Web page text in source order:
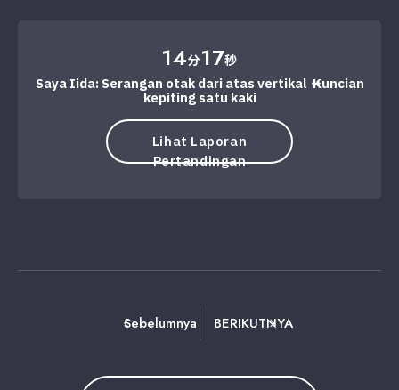
14分17秒
Saya Iida: Serangan otak dari atas vertikal → Kuncian
kepiting satu kaki
Lihat Laporan
Pertandingan
Sebelumnya BERIKUTNYA